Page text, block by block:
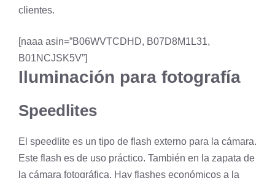
clientes.
[naaa asin=”B06WVTCDHD, B07D8M1L31,
B01NCJSK5V”]
Iluminación para fotografía
Speedlites
El speedlite es un tipo de flash externo para la cámara.
Este flash es de uso práctico. También en la zapata de
la cámara fotográfica. Hay flashes económicos a la